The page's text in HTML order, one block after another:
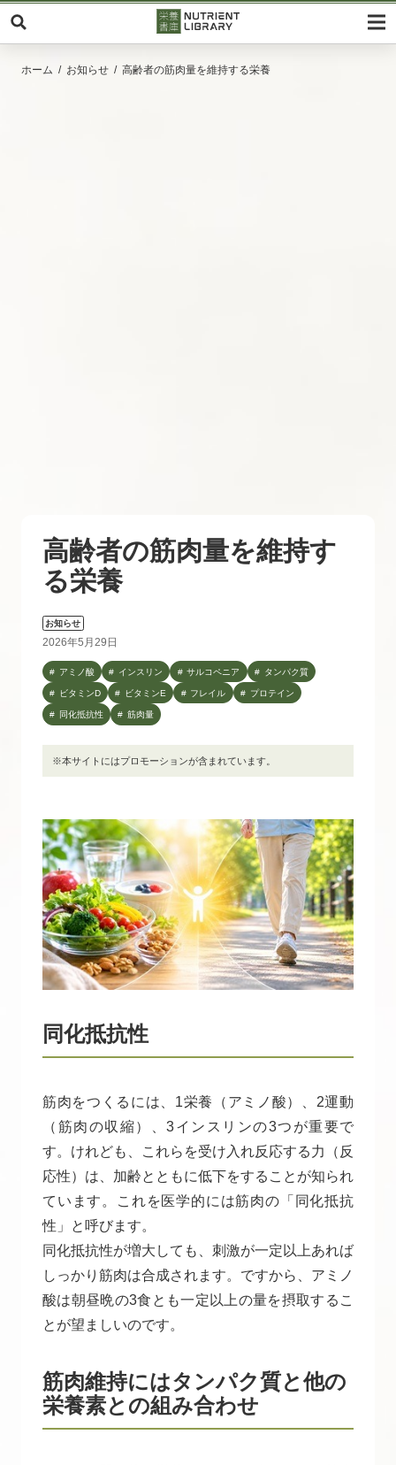
ホーム お知らせ 高齢者の筋肉量を維持する栄養
高齢者の筋肉量を維持す
る栄養
お知らせ
2026年5月29日
アミノ酸 インスリン サルコペニア タンパク質
ビタミンD ビタミンE フレイル プロテイン
同化抵抗性 筋肉量
※本サイトにはプロモーションが含まれています。
同化抵抗性
筋肉をつくるには、1栄養（アミノ酸）、2運動
（筋肉の収縮）、3インスリンの3つが重要で
す。けれども、これらを受け入れ反応する力（反
応性）は、加齢とともに低下をすることが知られ
ています。これを医学的には筋肉の「同化抵抗
性」と呼びます。
同化抵抗性が増大しても、刺激が一定以上あれば
しっかり筋肉は合成されます。ですから、アミノ
酸は朝昼晩の3食とも一定以上の量を摂取するこ
とが望ましいのです。
筋肉維持にはタンパク質と他の
栄養素との組み合わせ